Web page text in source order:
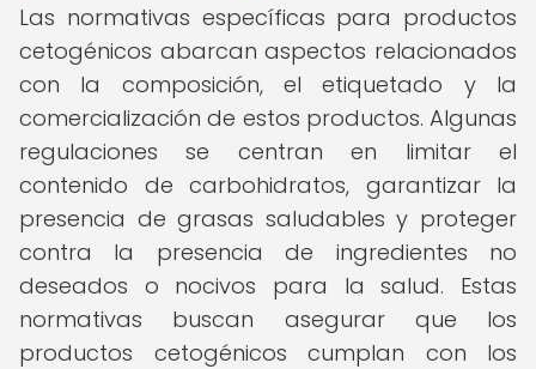
Las normativas específicas para productos
cetogénicos abarcan aspectos relacionados
con la composición, el etiquetado y la
comercialización de estos productos. Algunas
regulaciones se centran en limitar el
contenido de carbohidratos, garantizar la
presencia de grasas saludables y proteger
contra la presencia de ingredientes no
deseados o nocivos para la salud. Estas
normativas buscan asegurar que los
productos cetogénicos cumplan con los